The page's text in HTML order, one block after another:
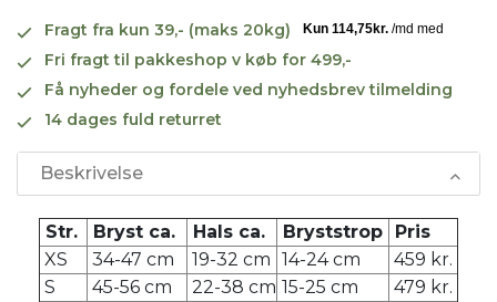
Fragt fra kun 39,- (maks 20kg)
Fri fragt til pakkeshop v køb for 499,-
Få nyheder og fordele ved nyhedsbrev tilmelding
14 dages fuld returret
Beskrivelse
Str. Bryst ca. Hals ca. Bryststrop
Pris
XS
34-47 cm 19-32 cm 14-24 cm
459 kr.
S
45-56 cm 22-38 cm 15-25 cm
479 kr.